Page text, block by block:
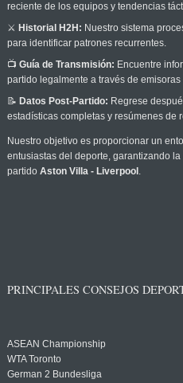
reciente de los equipos y tendencias
⚔️ Historial H2H: Nuestro sistema
para identificar patrones recurrentes.
📺 Guía de Transmisión: Encuentre
partido legalmente a través de emisoras
📝 Datos Post-Partido: Regrese
estadísticas completas y resúmenes de
Nuestro objetivo es proporcionar un
entusiastas del deporte, garantizando
partido Aston Villa - Liverpool .
PRINCIPALES CONSEJOS
ASEAN Championship
WTA Toronto
German 2 Bundesliga